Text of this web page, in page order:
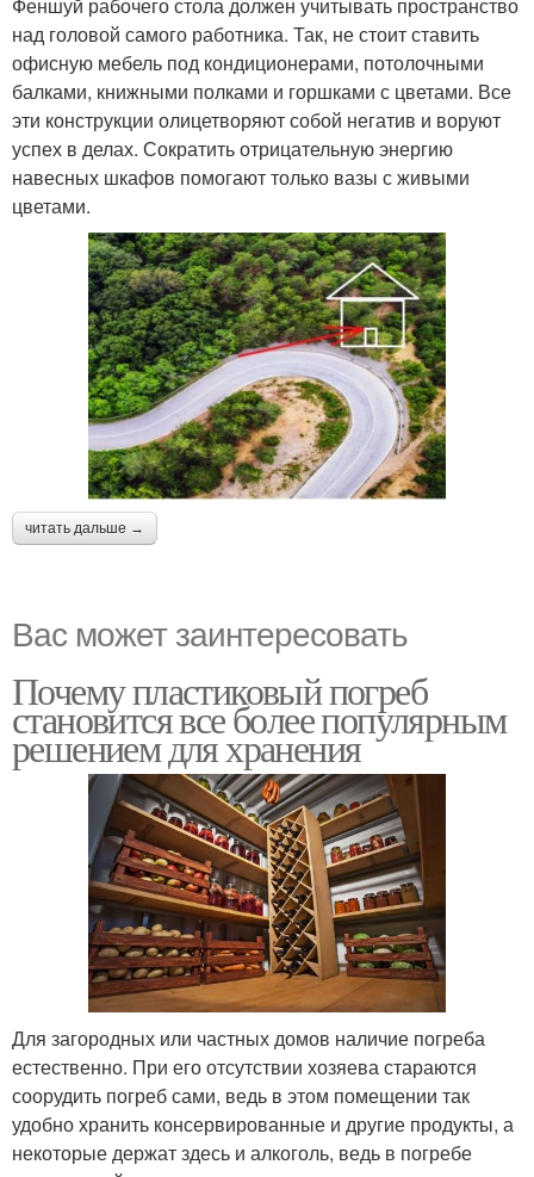
над головой самого работника. Так, не стоит ставить
офисную мебель под кондиционерами, потолочными
балками, книжными полками и горшками с цветами. Все
эти конструкции олицетворяют собой негатив и воруют
успех в делах. Сократить отрицательную энергию
навесных шкафов помогают только вазы с живыми
цветами.
читать дальше →
Вас может заинтересовать
Почему пластиковый погреб
становится все более популярным
решением для хранения
Для загородных или частных домов наличие погреба
естественно. При его отсутствии хозяева стараются
соорудить погреб сами, ведь в этом помещении так
удобно хранить консервированные и другие продукты, а
некоторые держат здесь и алкоголь, ведь в погребе